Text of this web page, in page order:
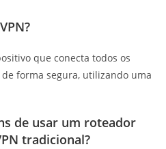
que conecta todos os
forma segura, utilizando uma
de usar um roteador
tradicional?